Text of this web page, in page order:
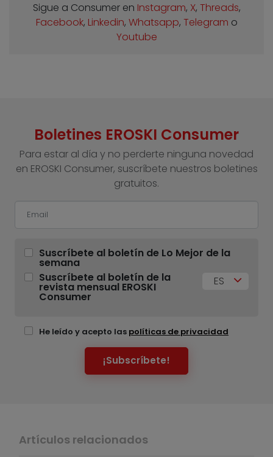
Sigue a Consumer en Instagram, X, Threads,
Facebook, Linkedin, Whatsapp, Telegram o
Youtube
Boletines EROSKI Consumer
Para estar al día y no perderte ninguna novedad
en EROSKI Consumer, suscríbete nuestros boletines
gratuitos.
Suscríbete al boletín de Lo Mejor de la
semana
Suscríbete al boletín de la
revista mensual EROSKI
Consumer
ES
He leído y acepto las políticas de privacidad
¡Subscríbete!
Artículos relacionados